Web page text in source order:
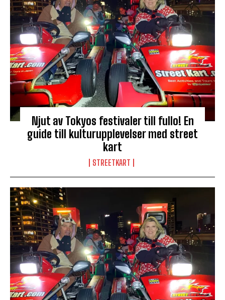
Njut av Tokyos festivaler till fullo! En
guide till kulturupplevelser med street
kart
STREETKART